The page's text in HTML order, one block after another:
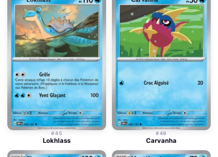
#45
Lokhlass
#46
Carvanha